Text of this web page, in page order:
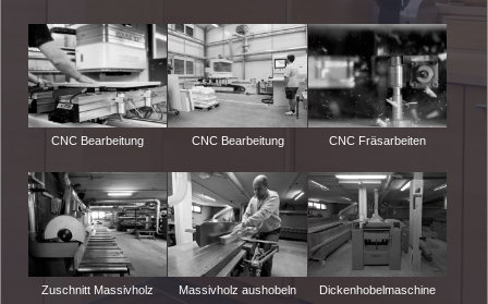
CNC Bearbeitung CNC Bearbeitung CNC Fräsarbeiten
Zuschnitt Massivholz Massivholz aushobeln Dickenhobelmaschine